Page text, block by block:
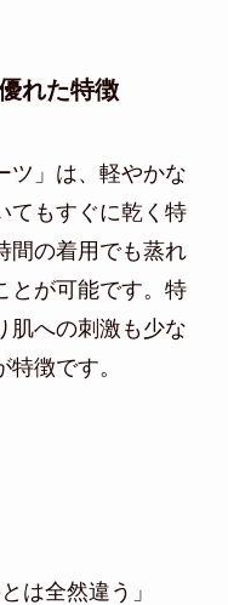
れた特徴
ツ」は、軽やかな
てもすぐに乾く特
間の着用でも蒸れ
とが可能です。特
肌への刺激も少な
徴です。
は全然違う」